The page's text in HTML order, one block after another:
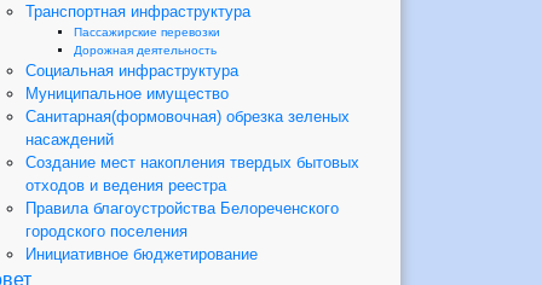
Транспортная инфраструктура
Пассажирские перевозки
Дорожная деятельность
Социальная инфраструктура
Муниципальное имущество
Санитарная(формовочная) обрезка зеленых
насаждений
Создание мест накопления твердых бытовых
отходов и ведения реестра
Правила благоустройства Белореченского
городского поселения
Инициативное бюджетирование